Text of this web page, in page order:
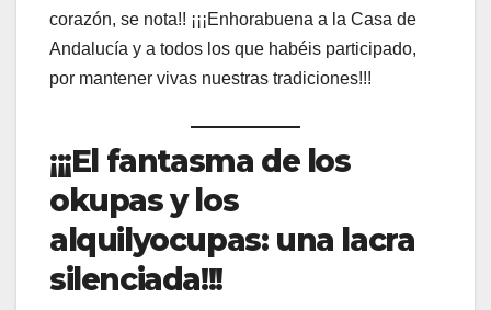
corazón, se nota!! ¡¡¡Enhorabuena a la Casa de
Andalucía y a todos los que habéis participado,
por mantener vivas nuestras tradiciones!!!
¡¡¡El fantasma de los
okupas y los
alquilyocupas: una lacra
silenciada!!!